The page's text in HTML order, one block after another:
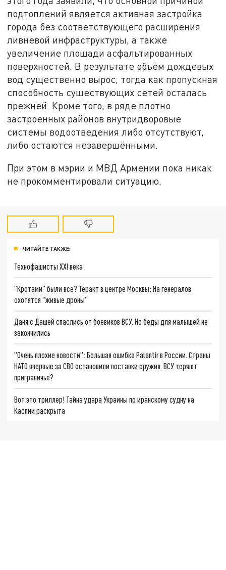
подтоплений является активная застройка
города без соответствующего расширения
ливневой инфраструктуры, а также
увеличение площади асфальтированных
поверхностей. В результате объём дождевых
вод существенно вырос, тогда как пропускная
способность существующих сетей осталась
прежней. Кроме того, в ряде плотно
застроенных районов внутридворовые
системы водоотведения либо отсутствуют,
либо остаются незавершёнными.
При этом в мэрии и МВД Армении пока никак
не прокомментировали ситуацию.
ЧИТАЙТЕ ТАКЖЕ:
Технофашисты XXI века
"Кротами" были все? Теракт в центре Москвы: На генералов
охотятся "живые дроны"
Даня с Дашей спаслись от боевиков ВСУ. Но беды для малышей не
закончились
"Очень плохие новости": Большая ошибка Palantir в России. Страны
НАТО впервые за СВО остановили поставки оружия. ВСУ теряют
приграничье?
Вот это триллер! Тайна удара Украины по иранскому судну на
Каспии раскрыта